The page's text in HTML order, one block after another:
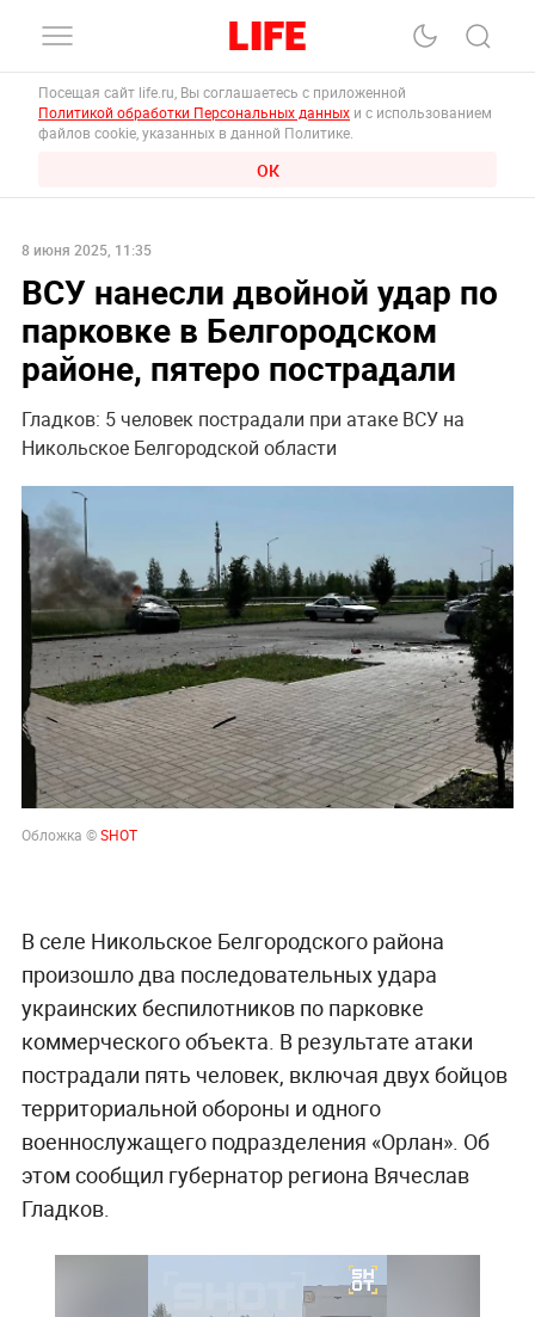
Посещая сайт life.ru, Вы соглашаетесь с приложенной
Политикой обработки Персональных данных и с использованием
файлов cookie, указанных в данной Политике.
ОК
8 июня 2025, 11:35
ВСУ нанесли двойной удар по
парковке в Белгородском
районе, пятеро пострадали
Гладков: 5 человек пострадали при атаке ВСУ на
Никольское Белгородской области
Обложка ©SHOT
В селе Никольское Белгородского района
произошло два последовательных удара
украинских беспилотников по парковке
коммерческого объекта. В результате атаки
пострадали пять человек, включая двух бойцов
территориальной обороны и одного
военнослужащего подразделения «Орлан». Об
этом сообщил губернатор региона Вячеслав
Гладков.